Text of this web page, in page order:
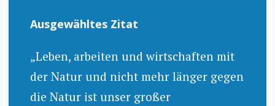
Ausgewähltes Zitat
„Leben, arbeiten und wirtschaften mit
der Natur und nicht mehr länger gegen
die Natur ist unser großer